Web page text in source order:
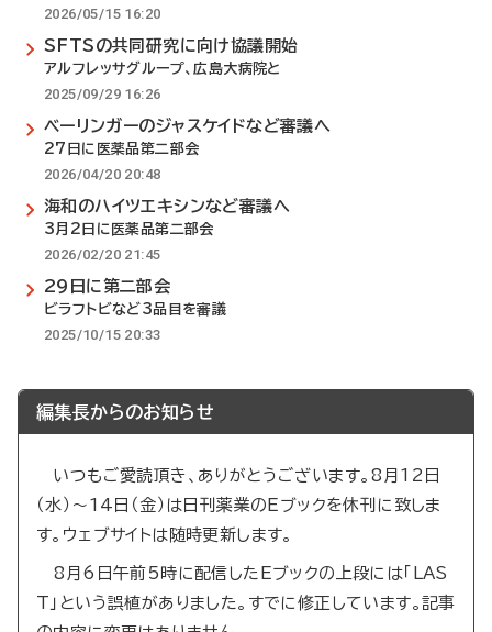
2026/05/15 16:20
SFTSの共同研究に向け協議開始
アルフレッサグループ、広島大病院と
2025/09/29 16:26
ベーリンガーのジャスケイドなど審議へ
27日に医薬品第二部会
2026/04/20 20:48
海和のハイツエキシンなど審議へ
3月2日に医薬品第二部会
2026/02/20 21:45
29日に第二部会
ビラフトビなど3品目を審議
2025/10/15 20:33
編集長からのお知らせ
いつもご愛読頂き、ありがとうございます。8月12日
（水）～14日（金）は日刊薬業のEブックを休刊に致しま
す。ウェブサイトは随時更新します。
8月6日午前5時に配信したEブックの上段には「LAS
T」という誤植がありました。すでに修正しています。記事